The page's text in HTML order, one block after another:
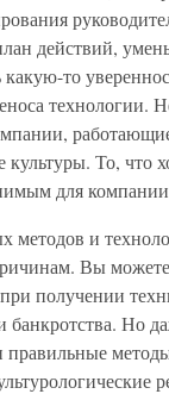
действий,
какую-то
технологии.
культуры. То,
для компании
и
Вы
получении
банкротства. Но